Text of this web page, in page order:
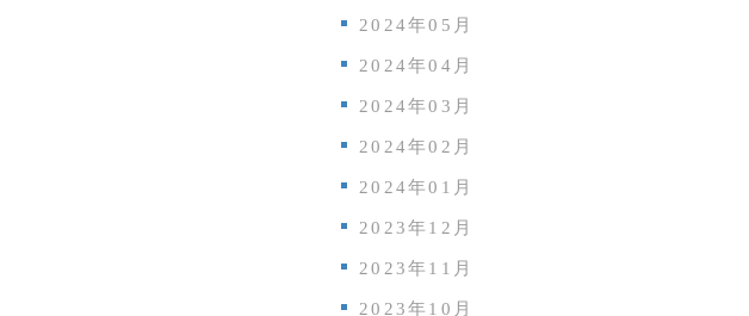
2024年05月
2024年04月
2024年03月
2024年02月
2024年01月
2023年12月
2023年11月
2023年10月